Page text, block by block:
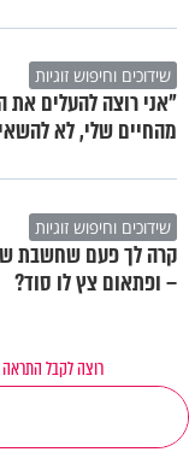
שידוכים וחיפוש זוגיות
"אני רוצה להעלים את
מהחיים שלי, לא
שידוכים וחיפוש זוגיות
קרה לך פעם שחשבת
– ופתאום צץ לו סוד?
רוצה לקבל התראה